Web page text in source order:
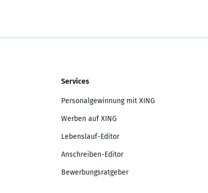
Services
Personalgewinnung mit XING
Werben auf XING
Lebenslauf-Editor
Anschreiben-Editor
Bewerbungsratgeber